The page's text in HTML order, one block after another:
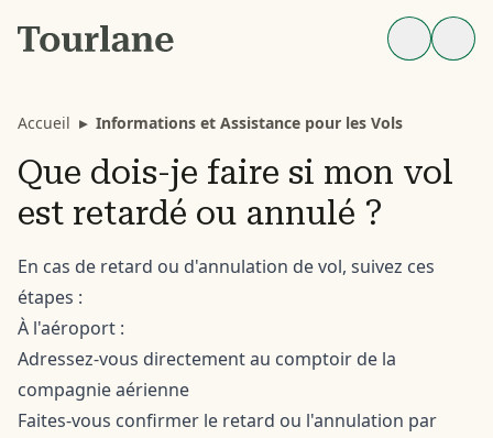
Accueil ▸ Informations et Assistance pour les Vols
Que dois-je faire si mon vol
est retardé ou annulé ?
En cas de retard ou d'annulation de vol, suivez ces
étapes :
À l'aéroport :
Adressez-vous directement au comptoir de la
compagnie aérienne
Faites-vous confirmer le retard ou l'annulation par